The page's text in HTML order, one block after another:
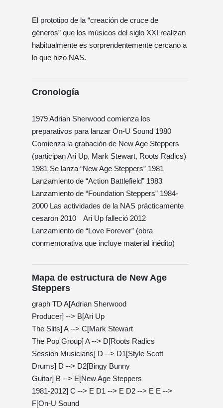
El prototipo de la “creación de cruce de
géneros” que los músicos del siglo XXI realizan
habitualmente es sorprendentemente cercano a
lo que hizo NAS.
Cronología
1979 Adrian Sherwood comienza los
preparativos para lanzar On-U Sound 1980
Comienza la grabación de New Age Steppers
(participan Ari Up, Mark Stewart, Roots Radics)
1981 Se lanza “New Age Steppers” 1981
Lanzamiento de “Action Battlefield” 1983
Lanzamiento de “Foundation Steppers” 1984-
2000 Las actividades de la NAS prácticamente
cesaron 2010 Ari Up falleció 2012
Lanzamiento de “Love Forever” (obra
conmemorativa que incluye material inédito)
Mapa de estructura de New Age
Steppers
graph TD A[Adrian Sherwood
Producer] --> B[Ari Up
The Slits] A --> C[Mark Stewart
The Pop Group] A --> D[Roots Radics
Session Musicians] D --> D1[Style Scott
Drums] D --> D2[Bingy Bunny
Guitar] B --> E[New Age Steppers
1981-2012] C --> E D1 --> E D2 --> E E -->
F[On-U Sound